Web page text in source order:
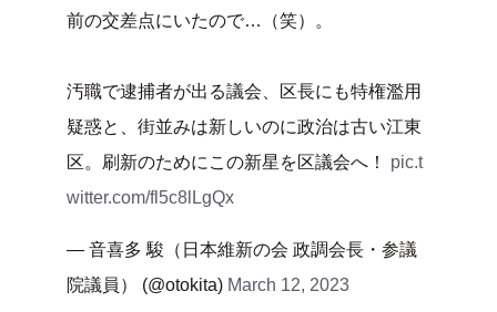
前の交差点にいたので…（笑）。
汚職で逮捕者が出る議会、区長にも特権濫用
疑惑と、街並みは新しいのに政治は古い江東
区。刷新のためにこの新星を区議会へ！ pic.t
witter.com/fl5c8lLgQx
— 音喜多 駿（日本維新の会 政調会長・参議
院議員） (@otokita) March 12, 2023